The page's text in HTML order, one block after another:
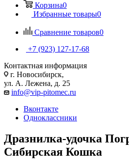
Корзина0
Избранные товары0
Сравнение товаров0
+7 (923) 127-17-68
Контактная информация
г. Новосибирск,
ул. А. Лежена, д. 25
info@vip-pitomec.ru
Вконтакте
Одноклассники
Дразнилка-удочка
Сибирская Кошка